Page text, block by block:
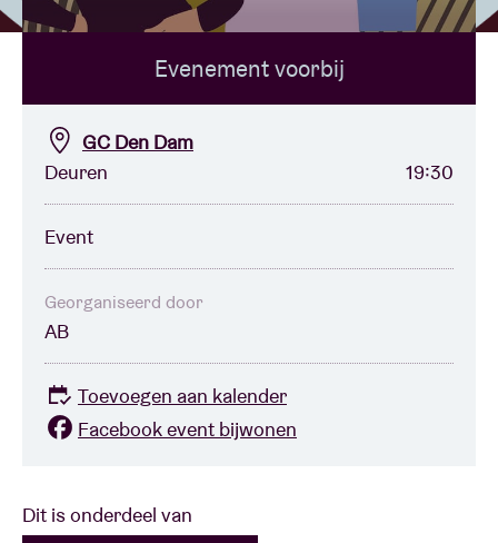
BRDCST
ABtv
Concertcheque
Over AB
Contact
Dit is onderdeel van
Evenement voorbij
GC Den Dam
Deuren
19:30
Event
Georganiseerd door
AB
Toevoegen aan kalender
Facebook event bijwonen